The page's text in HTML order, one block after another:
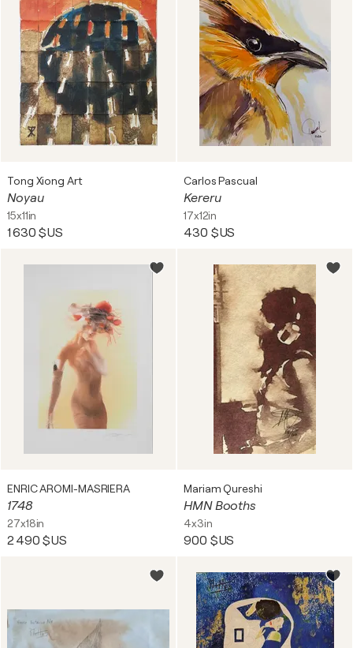
Tong Xiong Art
Noyau
15x11in
1 630 $US
Carlos Pascual
Kereru
17x12in
430 $US
ENRIC AROMI-MASRIERA
1748
27x18in
2 490 $US
Mariam Qureshi
HMN Booths
4x3in
900 $US